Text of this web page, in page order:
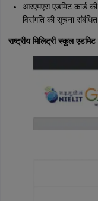
आरएमएस एडमिट कार्ड की
विसंगति की सूचना संबंधित
राष्ट्रीय मिलिट्री स्कूल